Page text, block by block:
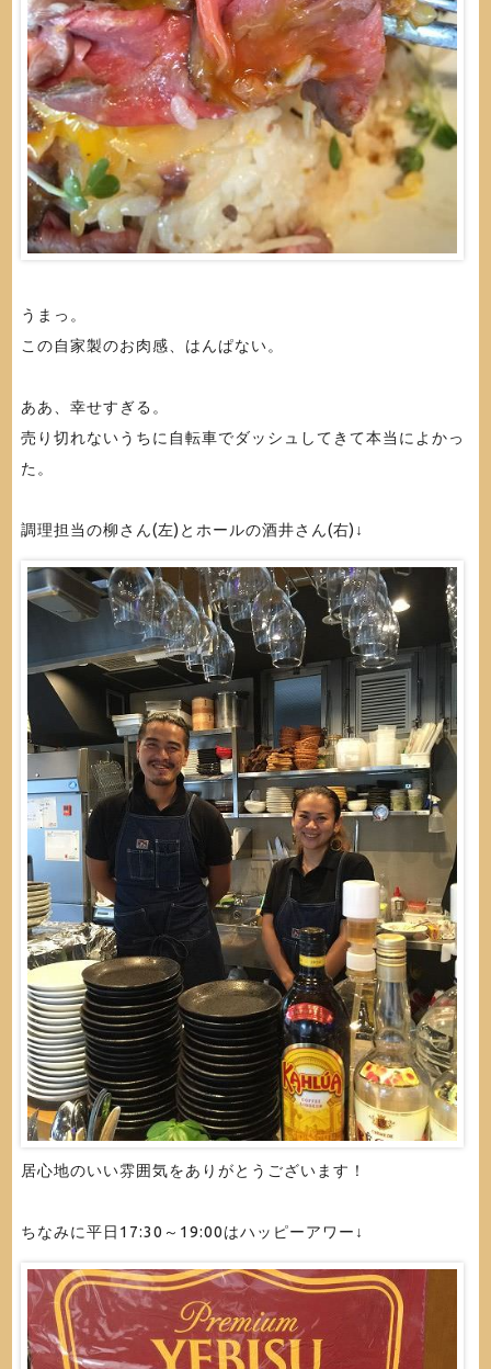
うまっ。
この自家製のお肉感、はんぱない。
ああ、幸せすぎる。
売り切れないうちに自転車でダッシュしてきて本当によかっ
た。
調理担当の柳さん(左)とホールの酒井さん(右)↓
居心地のいい雰囲気をありがとうございます！
ちなみに平日17:30～19:00はハッピーアワー↓